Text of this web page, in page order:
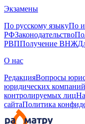
Экзамены
По русскому языкуПо
РФЗаконодательство
РВППолучение ВНЖ
О нас
РедакцияВопросы
юридических компаний
контролируемых лиц
сайтаПолитика